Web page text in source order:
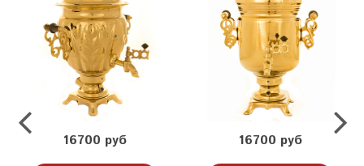
16700 руб
16700 руб